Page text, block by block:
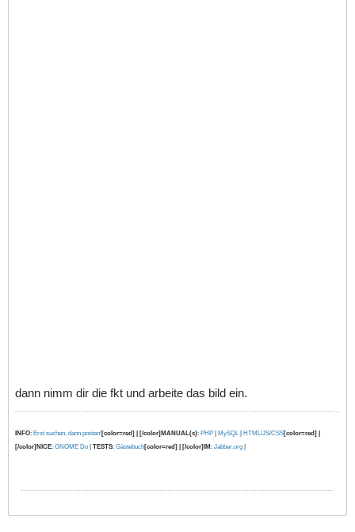
dann nimm dir die fkt und arbeite das bild ein.
INFO: Erst suchen, dann posten![color=red] | [/color]MANUAL(s): PHP | MySQL | HTML/JS/CSS[color=red] |
[/color]NICE: GNOME Do | TESTS: Gästebuch[color=red] | [/color]IM: Jabber.org |